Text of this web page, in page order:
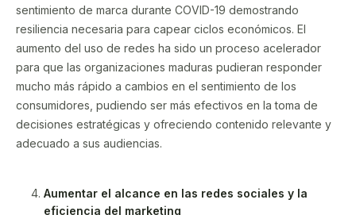
sentimiento de marca durante COVID-19 demostrando
resiliencia necesaria para capear ciclos económicos. El
aumento del uso de redes ha sido un proceso acelerador
para que las organizaciones maduras pudieran responder
mucho más rápido a cambios en el sentimiento de los
consumidores, pudiendo ser más efectivos en la toma de
decisiones estratégicas y ofreciendo contenido relevante y
adecuado a sus audiencias.
Aumentar el alcance en las redes sociales y la
eficiencia del marketing